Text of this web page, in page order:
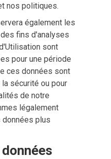
nos politiques.
également les
fins d'analyses
sont
pour une période
ces données sont
sécurité ou pour
de notre
légalement
plus